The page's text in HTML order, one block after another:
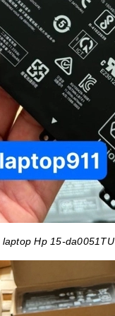
laptop Hp 15-da0051TU